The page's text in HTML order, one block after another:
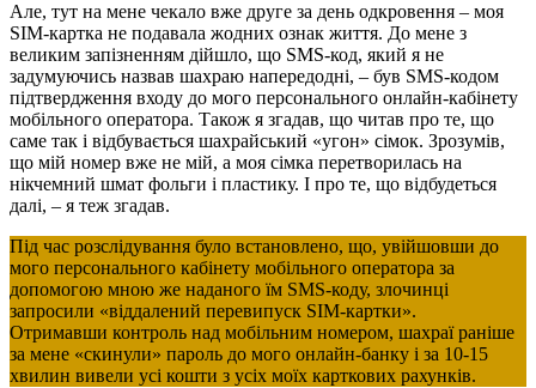
Але, тут на мене чекало вже друге за день одкровення – моя
SIM-картка не подавала жодних ознак життя. До мене з
великим запізненням дійшло, що SMS-код, який я не
задумуючись назвав шахраю напередодні, – був SMS-кодом
підтвердження входу до мого персонального онлайн-кабінету
мобільного оператора. Також я згадав, що читав про те, що
саме так і відбувається шахрайський «угон» сімок. Зрозумів,
що мій номер вже не мій, а моя сімка перетворилась на
нікчемний шмат фольги і пластику. І про те, що відбудеться
далі, – я теж згадав.
Під час розслідування було встановлено, що, увійшовши до
мого персонального кабінету мобільного оператора за
допомогою мною же наданого їм SMS-коду, злочинці
запросили «віддалений перевипуск SIM-картки».
Отримавши контроль над мобільним номером, шахраї раніше
за мене «скинули» пароль до мого онлайн-банку і за 10-15
хвилин вивели усі кошти з усіх моїх карткових рахунків.